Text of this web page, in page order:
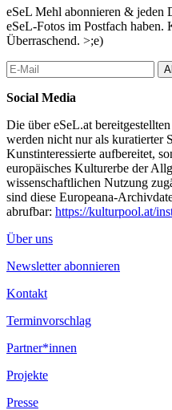
den oben erwähnten Bullshit
stiftende und im sozialen
Einen ganz anderen Aspekt von
Maria Bussmann: Ein
Kurses „Sharpening Pencils
Rahmen der Internatinalen
„community drawings“. Solitäre
eines gemeinschaftlichen
TeilnehmerInnen arbeiteten eine
konstituierten eine
Als dritten Beitrag präsentieren
Urwalek eine Schnittmenge
Zeichnungen und Objekten.
...Mehr lesen
eSeL Mehl abonnieren &
eSeL-Fotos im Postfach haben.
Überraschend. >;e)
Social Media
Die über eSeL.at
werden nicht nur als kuratierter
Kunstinteressierte aufbereitet,
europäisches Kulturerbe der
wissenschaftlichen Nutzung
sind diese Europeana-
abrufbar: https://kulturpool.at/
Über uns
Newsletter abonnieren
Kontakt
Terminvorschlag
Partner*innen
Projekte
Presse